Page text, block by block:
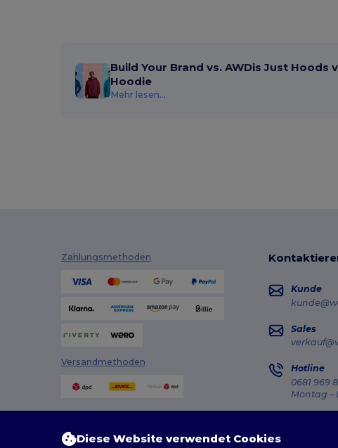
Build Your Brand vs. AWDis Just Hoods
Hoodie
Mehr lesen...
Zahlungsmethoden
Versandmethoden
Kunde
Sales
Hotline
0681 969
Montag –
Diese Website verwendet Cookies